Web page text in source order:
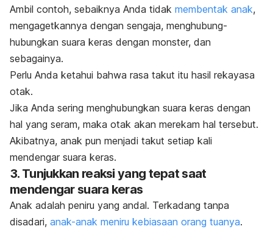
Ambil contoh, sebaiknya Anda tidak membentak anak,
mengagetkannya dengan sengaja, menghubung-
hubungkan suara keras dengan monster, dan
sebagainya.
Perlu Anda ketahui bahwa rasa takut itu hasil rekayasa
otak.
Jika Anda sering menghubungkan suara keras dengan
hal yang seram, maka otak akan merekam hal tersebut.
Akibatnya, anak pun menjadi takut setiap kali
mendengar suara keras.
3. Tunjukkan reaksi yang tepat saat
mendengar suara keras
Anak adalah peniru yang andal. Terkadang tanpa
disadari, anak-anak meniru kebiasaan orang tuanya.